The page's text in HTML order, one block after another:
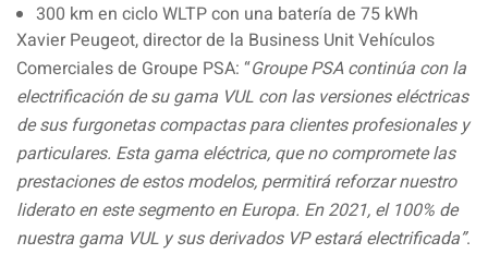
300 km en ciclo WLTP con una batería de 75 kWh
Xavier Peugeot, director de la Business Unit Vehículos
Comerciales de Groupe PSA: “Groupe PSA continúa con la
electrificación de su gama VUL con las versiones eléctricas
de sus furgonetas compactas para clientes profesionales y
particulares. Esta gama eléctrica, que no compromete las
prestaciones de estos modelos, permitirá reforzar nuestro
liderato en este segmento en Europa. En 2021, el 100% de
nuestra gama VUL y sus derivados VP estará electrificada”.